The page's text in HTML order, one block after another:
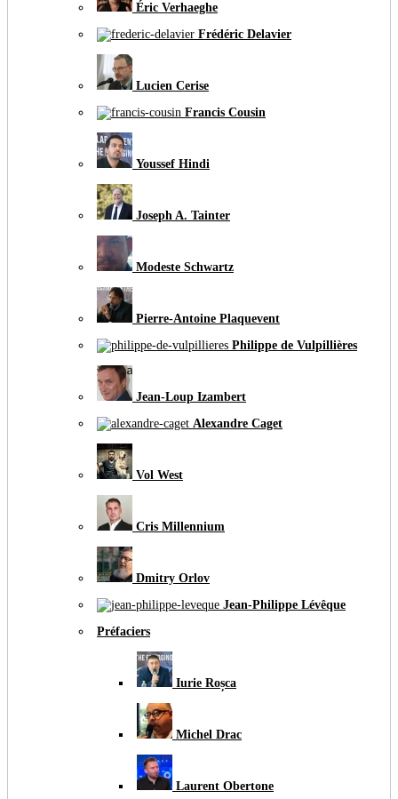
Éric Verhaeghe
Frédéric Delavier
Lucien Cerise
Francis Cousin
Youssef Hindi
Joseph A. Tainter
Modeste Schwartz
Pierre-Antoine Plaquevent
Philippe de Vulpillières
Jean-Loup Izambert
Alexandre Caget
Vol West
Cris Millennium
Dmitry Orlov
Jean-Philippe Lévêque
Préfaciers
Iurie Roșca
Michel Drac
Laurent Obertone